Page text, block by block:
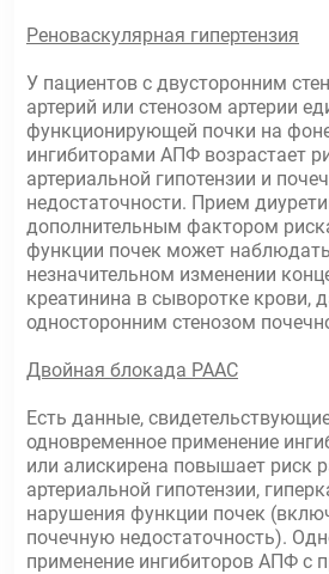
Реноваскулярная гипертензия
У пациентов с двусторонним
артерий или стенозом артерии
функционирующей почки на
ингибиторами АПФ возрастает
артериальной гипотензии и
недостаточности. Прием
дополнительным фактором
функции почек может
незначительном изменении
креатинина в сыворотке крови,
односторонним стенозом
Двойная блокада РААС
Есть данные,
одновременное применение
или алискирена повышает риск
артериальной гипотензии,
нарушения функции почек
почечную недостаточность).
применение ингибиторов АПФ с